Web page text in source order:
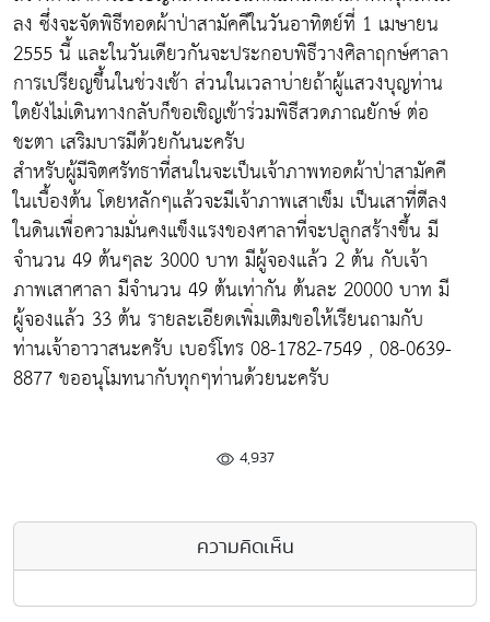
ลง ซึ่งจะจัดพิธีทอดผ้าป่าสามัคคีในวันอาทิตย์ที่ 1 เมษายน
2555 นี้ และในวันเดียวกันจะประกอบพิธีวางศิลาฤกษ์ศาลา
การเปรียญขึ้นในช่วงเช้า ส่วนในเวลาบ่ายถ้าผู้แสวงบุญท่าน
ใดยังไม่เดินทางกลับก็ขอเชิญเข้าร่วมพิธีสวดภาณยักษ์ ต่อ
ชะตา เสริมบารมีด้วยกันนะครับ
สำหรับผู้มีจิตศรัทธาที่สนในจะเป็นเจ้าภาพทอดผ้าป่าสามัคคี
ในเบื้องต้น โดยหลักๆแล้วจะมีเจ้าภาพเสาเข็ม เป็นเสาที่ตีลง
ในดินเพื่อความมั่นคงแข็งแรงของศาลาที่จะปลูกสร้างขึ้น มี
จำนวน 49 ต้นๆละ 3000 บาท มีผู้จองแล้ว 2 ต้น กับเจ้า
ภาพเสาศาลา มีจำนวน 49 ต้นเท่ากัน ต้นละ 20000 บาท มี
ผู้จองแล้ว 33 ต้น รายละเอียดเพิ่มเติมขอให้เรียนถามกับ
ท่านเจ้าอาวาสนะครับ เบอร์โทร 08-1782-7549 , 08-0639-
8877 ขออนุโมทนากับทุกๆท่านด้วยนะครับ
4,937
ความคิดเห็น